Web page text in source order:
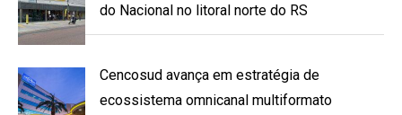
do Nacional no litoral norte do RS
Cencosud avança em estratégia de
ecossistema omnicanal multiformato